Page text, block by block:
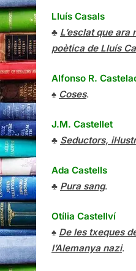
Lluís Casals
♣ L’esclat que ara
poètica de Lluís
Alfonso R.
♠ Coses.
J.M. Castellet
♣ Seductors,
Ada Castells
♣ Pura sang.
Otília Castellví
♠ De les txeques
l’Alemanya nazi.